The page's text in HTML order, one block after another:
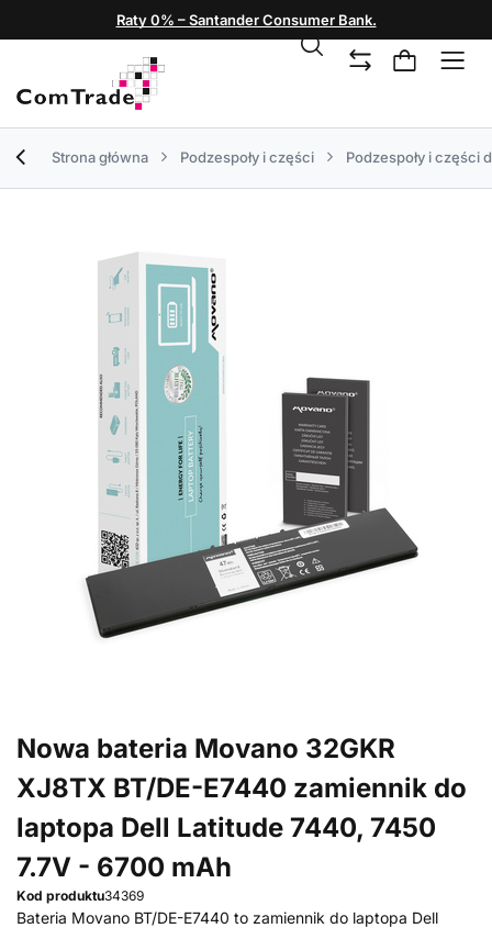
Raty 0% – Santander Consumer Bank.
Strona główna Podzespoły i części Podzespoły i części
Nowa bateria Movano 32GKR
XJ8TX BT/DE-E7440 zamiennik do
laptopa Dell Latitude 7440, 7450
7.7V - 6700 mAh
Kod produktu34369
Bateria Movano BT/DE-E7440 to zamiennik do laptopa Dell